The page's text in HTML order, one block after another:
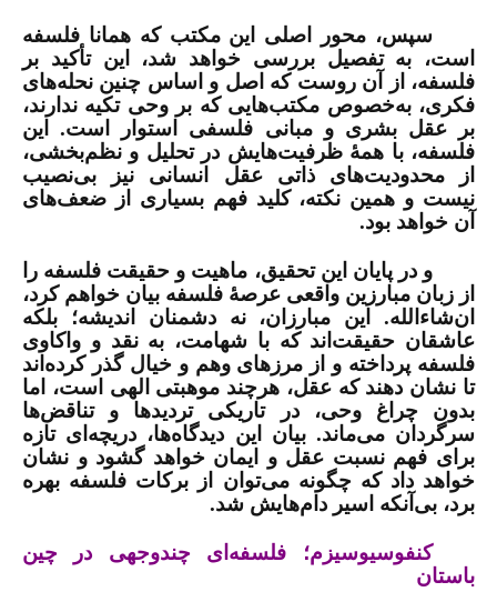
سپس، محور اصلی این مکتب که همانا فلسفه
است، به تفصیل بررسی خواهد شد، این تأکید بر
فلسفه، از آن روست که اصل و اساس چنین نحله‌های
فکری، به‌خصوص مکتب‌هایی که بر وحی تکیه ندارند،
بر عقل بشری و مبانی فلسفی استوار است. این
فلسفه، با همۀ ظرفیت‌هایش در تحلیل و نظم‌بخشی،
از محدودیت‌های ذاتی عقل انسانی نیز بی‌نصیب
نیست و همین نکته، کلید فهم بسیاری از ضعف‌های
آن خواهد بود.
و در پایان این تحقیق، ماهیت و حقیقت فلسفه را
از زبان مبارزین واقعی عرصۀ فلسفه بیان خواهم کرد،
ان‌شاءالله. این مبارزان، نه دشمنان اندیشه؛ بلکه
عاشقان حقیقت‌اند که با شهامت، به نقد و واکاوی
فلسفه پرداخته و از مرزهای وهم و خیال گذر کرده‌اند
تا نشان دهند که عقل، هرچند موهبتی الهی است، اما
بدون چراغ وحی، در تاریکی تردیدها و تناقض‌ها
سرگردان می‌ماند. بیان این دیدگاه‌ها، دریچه‌ای تازه
برای فهم نسبت عقل و ایمان خواهد گشود و نشان
خواهد داد که چگونه می‌توان از برکات فلسفه بهره
برد، بی‌آنکه اسیر دام‌هایش شد.
کنفوسیوسیزم؛ فلسفه‌ای چندوجهی در چین
باستان